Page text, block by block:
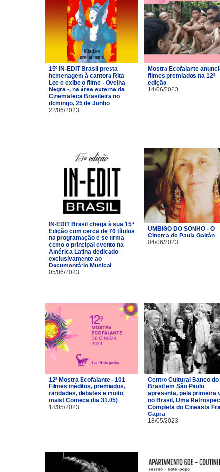
15º IN-EDIT Brasil presta
homenagem à cantora Rita
Lee e exibe o filme - Ovelha
Negra -, na área externa da
Cinemateca Brasileira no
domingo, 25 de Junho
22/06/2023
Mostra Ecofalante
filmes premiados na 12ª
edição
14/06/2023
IN-EDIT Brasil chega à sua 15ª
Edição com cerca de 70 títulos
na programação e se firma
como o principal evento na
América Latina dedicado
exclusivamente ao
Documentário Musical
05/06/2023
UMBIGO DO SONHO - O
Cinema de Paula Gaitán
04/06/2023
12ª Mostra Ecofalante - 101
Filmes inéditos, premiados,
raridades, debates e muito
mais! Começa dia 31.05)
18/05/2023
Centro Cultural Banco do
Brasil em São Paulo
apresenta, pela primeira
no Brasil, Uma
Completa do Cineasta
Capra
18/05/2023